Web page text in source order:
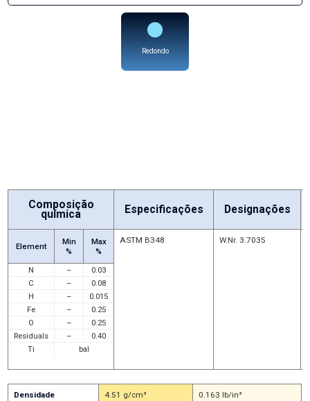
Redondo
Composição
química Especificações Designações
Element
Min
%
Max
%
N
–
0.03
C
–
0.08
H
–
0.015
Fe
–
0.25
O
–
0.25
Residuals
–
0.40
Ti
bal
ASTM B348 W.Nr. 3.7035
Densidade 4.51 g/cm³ 0.163 lb/in³